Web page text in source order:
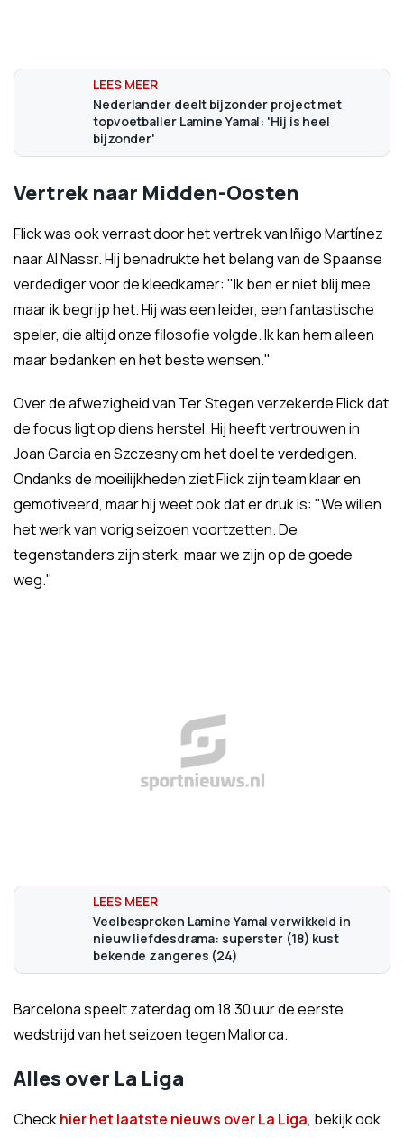
Nederlander deelt bijzonder project met
topvoetballer Lamine Yamal: 'Hij is heel
bijzonder'
Vertrek naar Midden-Oosten
Flick was ook verrast door het vertrek van Iñigo Martínez
naar Al Nassr. Hij benadrukte het belang van de Spaanse
verdediger voor de kleedkamer: "Ik ben er niet blij mee,
maar ik begrijp het. Hij was een leider, een fantastische
speler, die altijd onze filosofie volgde. Ik kan hem alleen
maar bedanken en het beste wensen."
Over de afwezigheid van Ter Stegen verzekerde Flick dat
de focus ligt op diens herstel. Hij heeft vertrouwen in
Joan Garcia en Szczesny om het doel te verdedigen.
Ondanks de moeilijkheden ziet Flick zijn team klaar en
gemotiveerd, maar hij weet ook dat er druk is: "We willen
het werk van vorig seizoen voortzetten. De
tegenstanders zijn sterk, maar we zijn op de goede
weg."
Veelbesproken Lamine Yamal verwikkeld in
nieuw liefdesdrama: superster (18) kust
bekende zangeres (24)
Barcelona speelt zaterdag om 18.30 uur de eerste
wedstrijd van het seizoen tegen Mallorca.
Alles over La Liga
Checkhier het laatste nieuws over La Liga, bekijk ook